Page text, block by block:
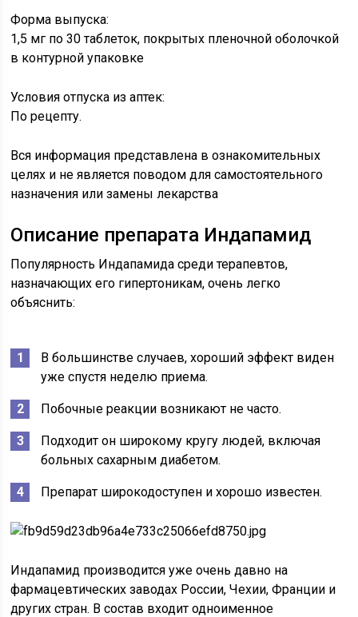
Форма выпуска:
1,5 мг по 30 таблеток, покрытых пленочной оболочкой
в контурной упаковке
Условия отпуска из аптек:
По рецепту.
Вся информация представлена в ознакомительных
целях и не является поводом для самостоятельного
назначения или замены лекарства
Описание препарата Индапамид
Популярность Индапамида среди терапевтов,
назначающих его гипертоникам, очень легко
объяснить:
В большинстве случаев, хороший эффект виден
уже спустя неделю приема.
Побочные реакции возникают не часто.
Подходит он широкому кругу людей, включая
больных сахарным диабетом.
Препарат широкодоступен и хорошо известен.
Индапамид производится уже очень давно на
фармацевтических заводах России, Чехии, Франции и
других стран. В состав входит одноименное